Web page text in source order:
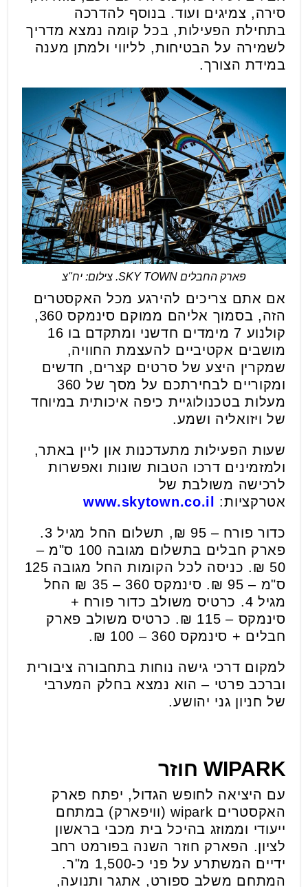
סירה, צמיגים ועוד. בנוסף להדרכה
בתחילת הפעילות, בכל קומה נמצא מדריך
לשמירה על הבטיחות, לליווי ולמתן מענה
במידת הצורך.
פארק החבלים SKY TOWN. צילום: יח"צ
אם אתם צריכים להירגע מכל האקסטרים
הזה, בסמוך אליהם ממוקם סינמקס 360,
קולנוע 7 מימדים חדשני ומתקדם בו 16
מושבים אקטיביים להעצמת החוויה,
שמקרין היצע של סרטים קצרים, חדשים
ומקוריים לבחירתכם על מסך של 360
מעלות בטכנולוגיית כיפה איכותית במיוחד
של ויזואליה ושמע.
שעות הפעילות מתעדכנות און ליין באתר,
ולמזמינים דרכו הטבות שונות ואפשרות
לרכישה משולבת של
אטרקציות:
www.skytown.co.il
כדור פורח – 95 ₪, תשלום החל מגיל 3.
פארק חבלים בתשלום מגובה 100 ס"מ –
50 ₪. כניסה לכל הקומות החל מגובה 125
ס"מ – 95 ₪. סינמקס 360 – 35 ₪ החל
מגיל 4. כרטיס משולב כדור פורח +
סינמקס – 115 ₪. כרטיס משולב פארק
חבלים + סינמקס 360 – 100 ₪.
למקום דרכי גישה נוחות בתחבורה ציבורית
וברכב פרטי – הוא נמצא בחלק המערבי
של חניון גני יהושע.
WIPARK חוזר
עם היציאה לחופש הגדול, יפתח פארק
האקסטרים wipark (וויפארק) במתחם
ייעודי וממוזג בהיכל בית מכבי בראשון
לציון. הפארק חוזר השנה בפורמט רחב
ידיים המשתרע על פני כ-1,500 מ"ר.
המתחם משלב ספורט, אתגר ותנועה,